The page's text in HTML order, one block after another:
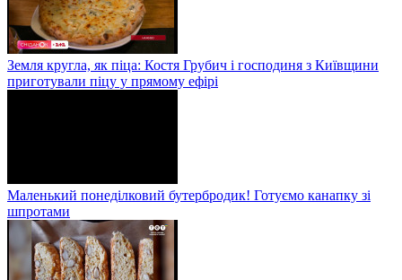
Земля кругла, як піца: Костя Грубич і господиня з Київщини
приготували піцу у прямому ефірі
Маленький понеділковий бутербродик! Готуємо канапку зі
шпротами